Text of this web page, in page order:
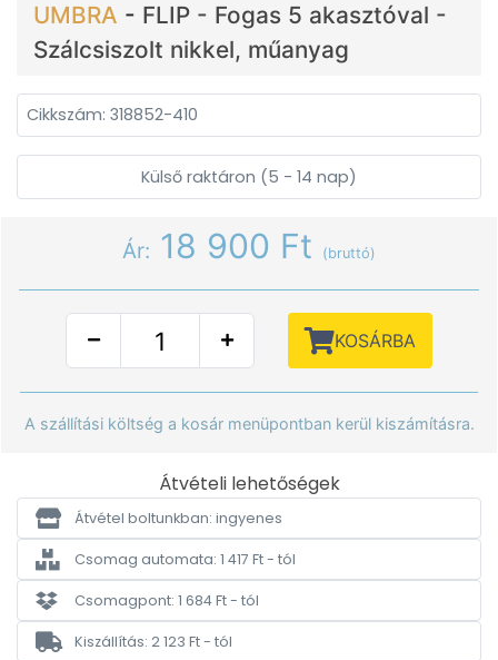
UMBRA - FLIP - Fogas 5 akasztóval -
Szálcsiszolt nikkel, műanyag
Cikkszám: 318852-410
Külső raktáron (5 - 14 nap)
Ár: 18 900 Ft (bruttó)
KOSÁRBA
A szállítási költség a kosár menüpontban kerül kiszámításra.
Átvételi lehetőségek
Átvétel boltunkban: ingyenes
Csomag automata: 1 417 Ft - tól
Csomagpont: 1 684 Ft - tól
Kiszállítás: 2 123 Ft - tól